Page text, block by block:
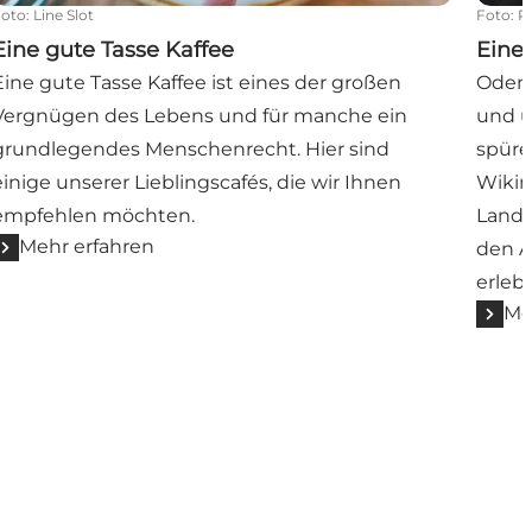
: Line Slot
gute Tasse Kaffee
gute Tasse Kaffee ist eines der großen
des Lebens und für manche ein
Menschenrecht. Hier sind
unserer Lieblingscafés, die wir Ihnen
möchten.
Mehr erfahren
Foto:
Eine
und
Land
den